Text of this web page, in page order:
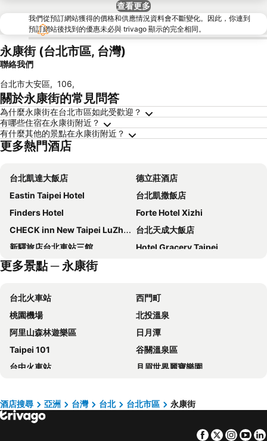
查看更多
我們從預訂網站獲得的價格和供應情況資料會不斷變化。因此，你連到
預訂網站後找到的優惠未必與 trivago 顯示的完全相同。
永康街 (台北市區, 台灣)
聯絡我們
台北市大安區, 106,
關於永康街的常見問答
為什麼永康街在台北市區如此受歡迎？
有哪些住宿在永康街附近？
有什麼其他的景點在永康街附近？
更多熱門酒店
台北凱達大飯店
德立莊酒店
Eastin Taipei Hotel
台北凱撒飯店
Finders Hotel
Forte Hotel Xizhi
CHECK inn New Taipei LuZhou
台北天成大飯店
新驛旅店台北車站三館
Hotel Gracery Taipei
台北西門町意舍
Hotel Cham Cham Taipei
路徒行旅
瓏山林台北中和飯店
和苑三井花園飯店 台北忠孝
The Grand Hotel
Mayer Inn
台北花園大酒店
Solaria Nisitetsu Hotel Taipei Ximen
Hotel Papa Whale
Hyatt Place New Taipei City Xinzhuang
Hotel Puri Taipei Station Branch
Hub Hotel - Taipei Songshan Airport
台北福華大飯店
更多景點 ─ 永康街
台北火車站
西門町
桃園機場
北投溫泉
阿里山森林遊樂區
日月潭
Taipei 101
谷關溫泉區
台中火車站
月眉世界麗寶樂園
大安區
逢甲夜市
六福村主題遊樂園
酒店搜尋 亞洲 台灣 台北 台北市區 永康街
Facebook
Twitter